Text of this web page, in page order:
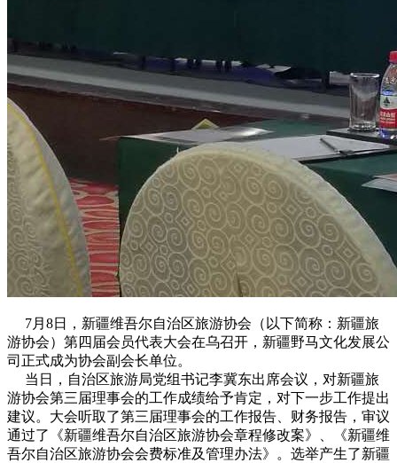
7月8日，新疆维吾尔自治区旅游协会（以下简称：新疆旅
游协会）第四届会员代表大会在乌召开，新疆野马文化发展公
司正式成为协会副会长单位。
当日，自治区旅游局党组书记李冀东出席会议，对新疆旅
游协会第三届理事会的工作成绩给予肯定，对下一步工作提出
建议。大会听取了第三届理事会的工作报告、财务报告，审议
通过了《新疆维吾尔自治区旅游协会章程修改案》、《新疆维
吾尔自治区旅游协会会费标准及管理办法》。选举产生了新疆